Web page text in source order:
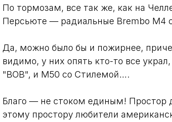
По тормозам, все так же, как на
Персьюте — радиальные Brembo M4
Да, можно было бы и пожирнее,
видимо, у них опять кто-то все
"ВОВ", и M50 со Стилемой….
Благо — не стоком единым! Простор
этому простору любители